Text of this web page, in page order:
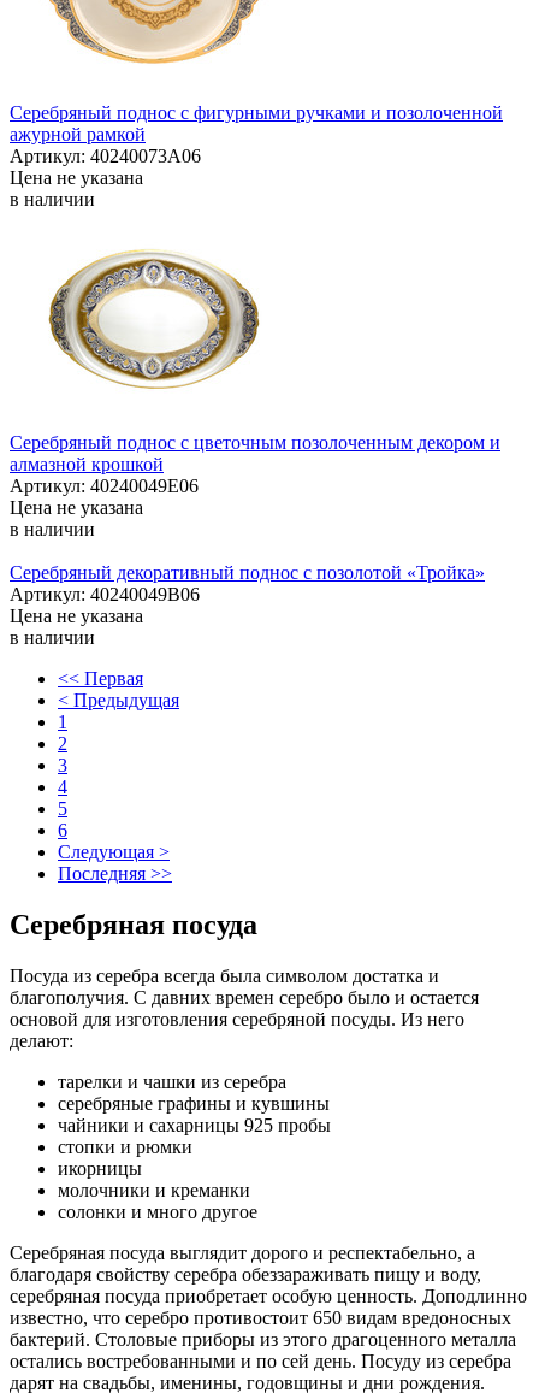
Серебряный поднос с фигурными ручками и позолоченной
ажурной рамкой
Артикул: 40240073А06
Цена не указана
в наличии
Серебряный поднос с цветочным позолоченным декором и
алмазной крошкой
Артикул: 40240049Е06
Цена не указана
в наличии
Серебряный декоративный поднос с позолотой «Тройка»
Артикул: 40240049В06
Цена не указана
в наличии
<< Первая
< Предыдущая
1
2
3
4
5
6
Следующая >
Последняя >>
Серебряная посуда
Посуда из серебра всегда была символом достатка и
благополучия. С давних времен серебро было и остается
основой для изготовления серебряной посуды. Из него
делают:
тарелки и чашки из серебра
серебряные графины и кувшины
чайники и сахарницы 925 пробы
стопки и рюмки
икорницы
молочники и креманки
солонки и много другое
Серебряная посуда выглядит дорого и респектабельно, а
благодаря свойству серебра обеззараживать пищу и воду,
серебряная посуда приобретает особую ценность. Доподлинно
известно, что серебро противостоит 650 видам вредоносных
бактерий. Столовые приборы из этого драгоценного металла
остались востребованными и по сей день. Посуду из серебра
дарят на свадьбы, именины, годовщины и дни рождения.